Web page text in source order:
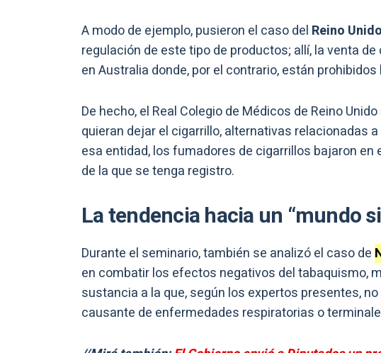
A modo de ejemplo, pusieron el caso del Reino
regulación de este tipo de productos; allí, la venta
en Australia donde, por el contrario, están
De hecho, el Real Colegio de Médicos de Reino
quieran dejar el cigarrillo, alternativas relacionadas
esa entidad, los fumadores de cigarrillos bajaron en
de la que se tenga registro.
La tendencia hacia un “mundo
Durante el seminario, también se analizó el caso de
en combatir los efectos negativos del tabaquismo,
sustancia a la que, según los expertos presentes,
causante de enfermedades respiratorias o